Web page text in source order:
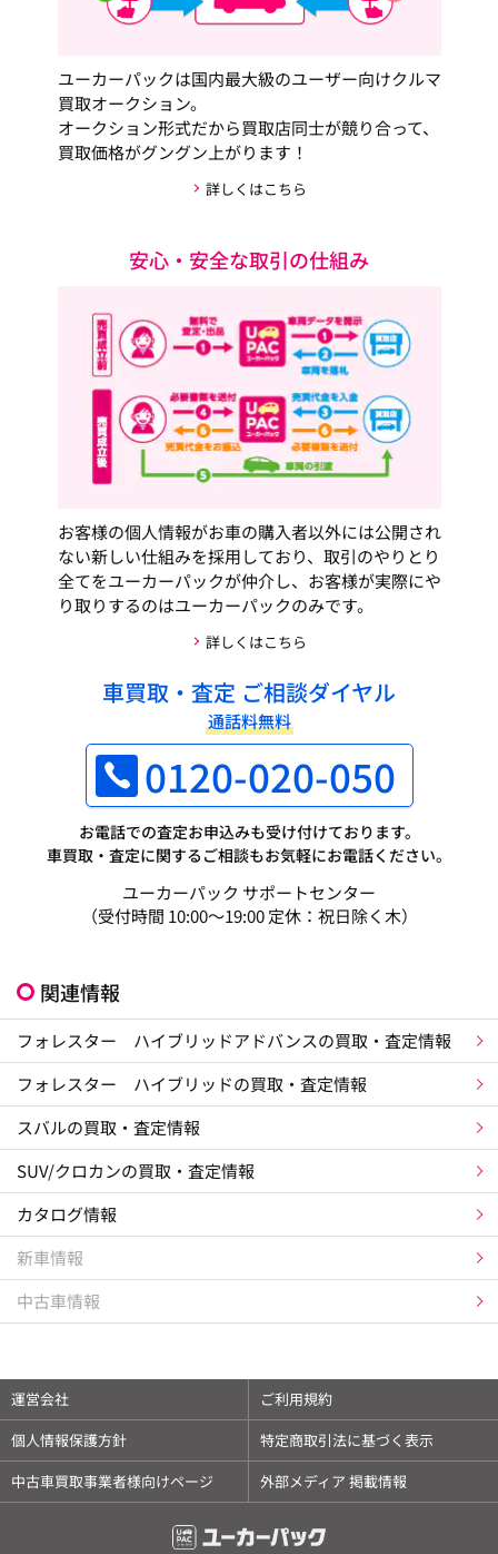
ユーカーパックは国内最大級のユーザー向けクルマ
買取オークション。
オークション形式だから買取店同士が競り合って、
買取価格がグングン上がります！
詳しくはこちら
安心・安全な取引の仕組み
お客様の個人情報がお車の購入者以外には公開され
ない新しい仕組みを採用しており、取引のやりとり
全てをユーカーパックが仲介し、お客様が実際にや
り取りするのはユーカーパックのみです。
詳しくはこちら
車買取・査定 ご相談ダイヤル
通話料無料
0120-020-050
お電話での査定お申込みも受け付けております。
車買取・査定に関するご相談もお気軽にお電話ください。
ユーカーパック サポートセンター
（受付時間 10:00～19:00 定休：祝日除く木）
関連情報
フォレスター ハイブリッドアドバンスの買取・査定情報
フォレスター ハイブリッドの買取・査定情報
スバルの買取・査定情報
SUV/クロカンの買取・査定情報
カタログ情報
新車情報
中古車情報
運営会社
ご利用規約
個人情報保護方針
特定商取引法に基づく表示
中古車買取事業者様向けページ
外部メディア 掲載情報